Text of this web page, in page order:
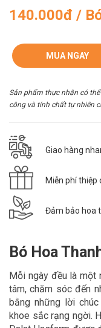
140.000đ /
MUA NGAY
Sản phẩm thực nhận có
công và tính chất tự nhiên
Giao hàng
Miễn phí thiệp
Đảm bảo hoa
Bó Hoa
Mỗi ngày đều là một
tâm, chăm sóc đến
bằng những lời
khoe sắc rạng ngời.